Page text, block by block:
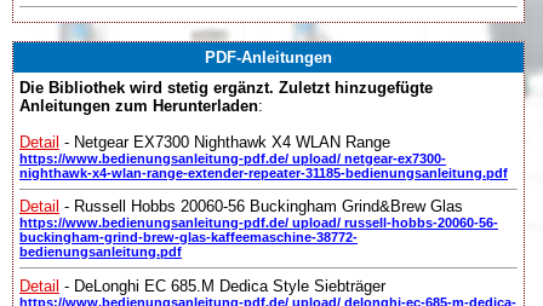
PDF-Anleitungen
Die Bibliothek wird stetig ergänzt. Zuletzt hinzugefügte
Anleitungen zum Herunterladen:
Detail - Netgear EX7300 Nighthawk X4 WLAN Range
https://www.bedienungsanleitung-pdf.de/ upload/ netgear-ex7300-
nighthawk-x4-wlan-range-extender-repeater-31185-bedienungsanleitung.pdf
Detail - Russell Hobbs 20060-56 Buckingham Grind&Brew Glas
https://www.bedienungsanleitung-pdf.de/ upload/ russell-hobbs-20060-56-
buckingham-grind-brew-glas-kaffeemaschine-38772-
bedienungsanleitung.pdf
Detail - DeLonghi EC 685.M Dedica Style Siebträger
https://www.bedienungsanleitung-pdf.de/ upload/ delonghi-ec-685-m-dedica-